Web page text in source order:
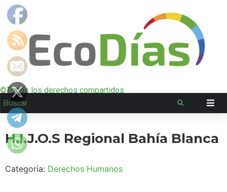
©Todos los derechos compartidos
H.I.J.O.S Regional Bahía Blanca
Categoría: Derechos Humanos